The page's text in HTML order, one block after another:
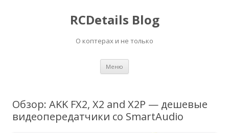
RCDetails Blog
О коптерах и не только
Меню
Обзор: AKK FX2, X2 and X2P — дешевые
видеопередатчики со SmartAudio